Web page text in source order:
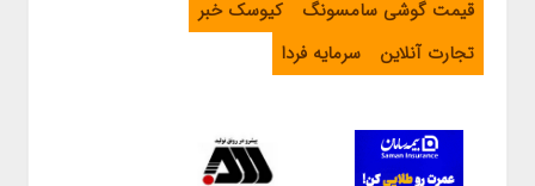
قیمت گوشی سامسونگ
کیوسک خبر
تجارت آنلاین
سرمایه فردا